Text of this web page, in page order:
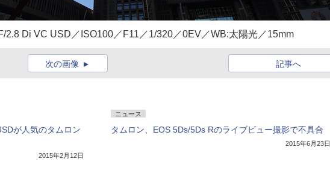
2.8 Di VC USD／ISO100／F11／1/320／0EV／WB:太陽光／15mm
記事へ
次の画像
が人気のタムロン
2015年2月12日
ニュース
タムロン、EOS 5Ds/5Ds Rのライブビュー撮影で不具合
2015年6月23日